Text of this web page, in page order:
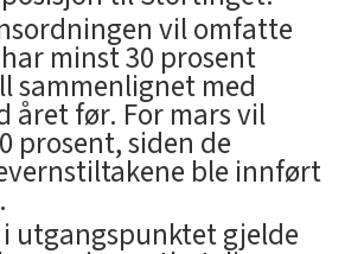
vil omfatte
minst 30 prosent
sammenlignet med
året før. For mars vil
prosent, siden de
ble innført
utgangspunktet gjelde